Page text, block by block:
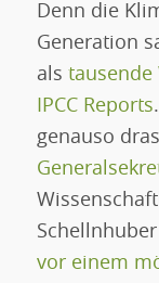
Denn die
Generation
als tausende
IPCC Reports
genauso
vor einem